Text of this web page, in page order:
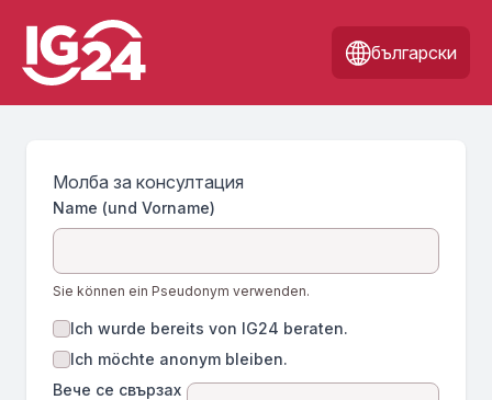
български
Молба за консултация
Name (und Vorname)
Sie können ein Pseudonym verwenden.
Ich wurde bereits von IG24 beraten.
Ich möchte anonym bleiben.
Вече се свързах